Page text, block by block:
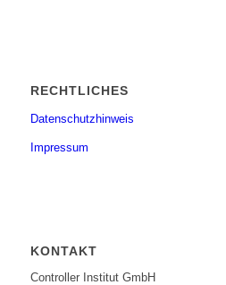
RECHTLICHES
Datenschutzhinweis
Impressum
KONTAKT
Controller Institut GmbH